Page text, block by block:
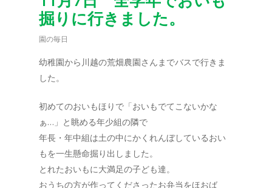
掘りに行きました。
園の毎日
幼稚園から川越の荒畑農園さんまでバスで行きま
した。
初めてのおいもほりで「おいもでてこないかな
ぁ…」と眺める年少組の隣で
年長・年中組は土の中にかくれんぼしているおい
もを一生懸命掘り出しました。
とれたおいもに大満足の子ども達。
おうちの方が作ってくださったお弁当をほおば